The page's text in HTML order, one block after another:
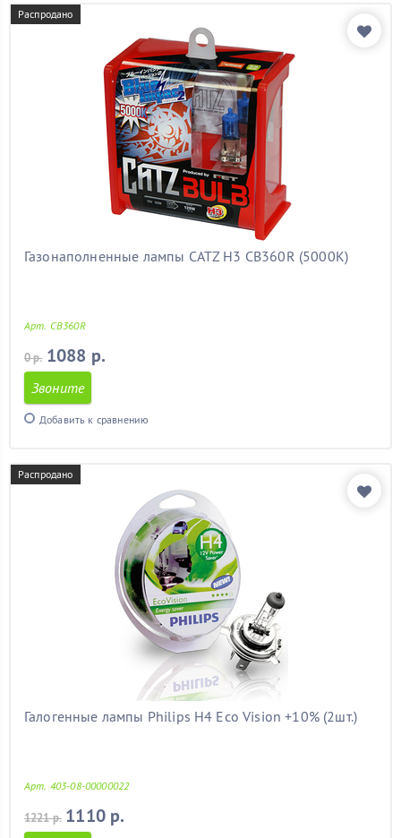
Распродано
Газонаполненные лампы CATZ H3 CB360R (5000К)
Арт. CB360R
0 р. 1088 р.
Звоните
Добавить к сравнению
Распродано
Галогенные лампы Philips H4 Eco Vision +10% (2шт.)
Арт. 403-08-00000022
1221 р. 1110 р.